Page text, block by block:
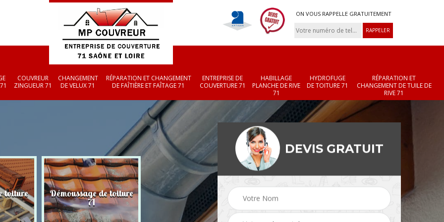
ON VOUS RAPPELLE GRATUITEMENT
COUVREUR
ZINGUEUR 71
CHANGEMENT
DE VELUX 71
RÉPARATION ET CHANGEMENT
DE FAÎTIÈRE ET FAÎTAGE 71
ENTREPRISE DE
COUVERTURE 71
HABILLAGE
PLANCHE DE RIVE
71
HYDROFUGE
DE TOITURE 71
RÉPARATION ET
CHANGEMENT DE TUILE DE
RIVE 71
toiture Démoussage de toiture
71 Couvreur zingueur 71 Changement de velux Réparation et
changement de
et faîtage 71
DEVIS GRATUIT